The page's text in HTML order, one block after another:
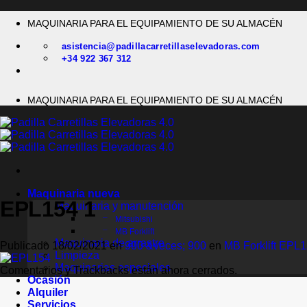
MAQUINARIA PARA EL EQUIPAMIENTO DE SU ALMACÉN
asistencia@padillacarretillaselevadoras.com
+34 922 367 312
MAQUINARIA PARA EL EQUIPAMIENTO DE SU ALMACÉN
Maquinaria nueva
Maquinaria y manutención
Mitsubishi
MB Forklift
Maquinaria de arrastre
Limpieza
Maquinarias especiales
Ocasión
Alquiler
Servicios
EPL154 1
Publicado 18/02/2021en900 &veces; 900 en MB Forklift
Comentarios y Trackbacks están ahora cerrados.